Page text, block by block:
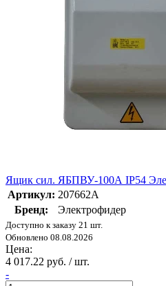
Ящик сил. ЯБПВУ-100А IP54
Артикул: 207662А
Бренд:
Электрофидер
Доступно к заказу 21 шт.
Обновлено 08.08.2026
Цена:
4 017.22 руб. / шт.
-